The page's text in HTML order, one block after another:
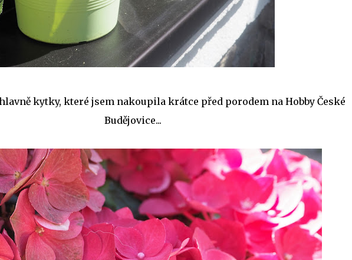
kytky, které jsem nakoupila krátce před porodem na Hobby České
Budějovice...